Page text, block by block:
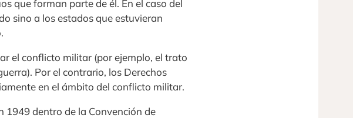
que forman parte de él. En el caso del
sino a los estados que estuvieran
el conflicto militar (por ejemplo, el trato
Por el contrario, los Derechos
en el ámbito del conflicto militar.
1949 dentro de la Convención de